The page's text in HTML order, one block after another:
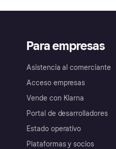
Para empresas
Asistencia al comerciante
Acceso empresas
Vende con Klarna
Portal de desarrolladores
Estado operativo
Plataformas y socios